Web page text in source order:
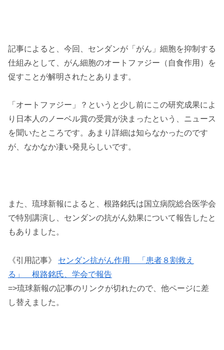
記事によると、今回、センダンが「がん」細胞を抑制する
仕組みとして、がん細胞のオートファジー（自食作用）を
促すことが解明されたとあります。
「オートファジー」？というと少し前にこの研究成果によ
り日本人のノーベル賞の受賞が決まったという、ニュース
を聞いたところです。あまり詳細は知らなかったのです
が、なかなか凄い発見らしいです。
また、琉球新報によると、根路銘氏は国立病院総合医学会
で特別講演し、センダンの抗がん効果について報告したと
もありました。
《引用記事》 センダン抗がん作用 「患者８割救え
る」 根路銘氏、学会で報告
=>琉球新報の記事のリンクが切れたので、他ページに差
し替えました。